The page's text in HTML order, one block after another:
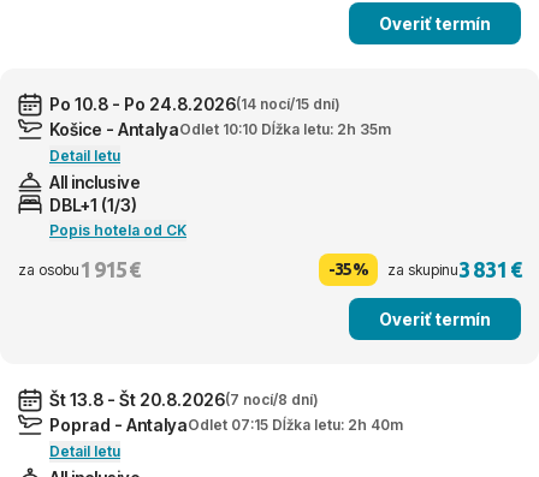
Overiť termín
Po 10.8 - Po 24.8.2026(14 nocí/15 dní)
Košice - AntalyaOdlet 10:10 Dĺžka letu: 2h 35m
Detail letu
All inclusive
DBL+1 (1/3)
Popis hotela od CK
za osobu 1 915 € -35% za skupinu3 831 €
Overiť termín
Št 13.8 - Št 20.8.2026(7 nocí/8 dní)
Poprad - AntalyaOdlet 07:15 Dĺžka letu: 2h 40m
Detail letu